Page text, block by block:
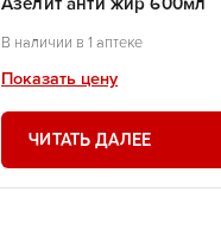
Азелит анти жир 600мл
В наличии в 1 аптеке
Показать цену
ЧИТАТЬ ДАЛЕЕ